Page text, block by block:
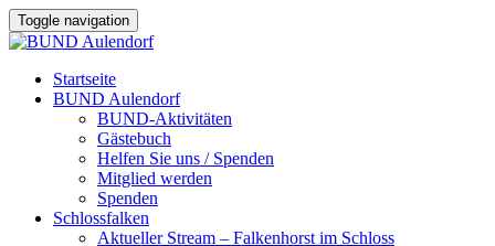
Toggle navigation
Startseite
BUND Aulendorf
BUND-Aktivitäten
Gästebuch
Helfen Sie uns / Spenden
Mitglied werden
Spenden
Schlossfalken
Aktueller Stream – Falkenhorst im Schloss